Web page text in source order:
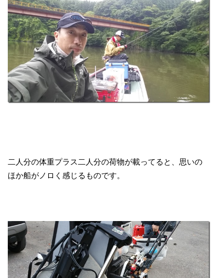
二人分の体重プラス二人分の荷物が載ってると、思いの
ほか船がノロく感じるものです。